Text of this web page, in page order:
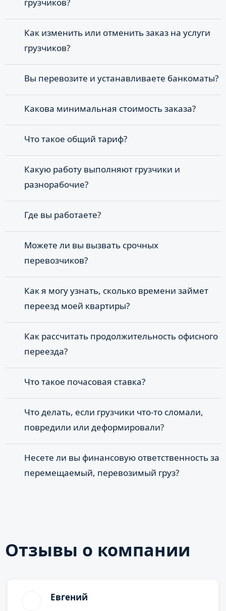
Как изменить или отменить заказ на услуги
грузчиков?
Вы перевозите и устанавливаете банкоматы?
Какова минимальная стоимость заказа?
Что такое общий тариф?
Какую работу выполняют грузчики и
разнорабочие?
Где вы работаете?
Можете ли вы вызвать срочных
перевозчиков?
Как я могу узнать, сколько времени займет
переезд моей квартиры?
Как рассчитать продолжительность офисного
переезда?
Что такое почасовая ставка?
Что делать, если грузчики что-то сломали,
повредили или деформировали?
Несете ли вы финансовую ответственность за
перемещаемый, перевозимый груз?
Отзывы о компании
Евгений